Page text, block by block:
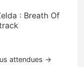
: Breath Of
attendues →